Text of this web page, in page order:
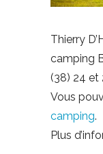
Thierry
camping
(38) 24 et
Vous
camping.
Plus